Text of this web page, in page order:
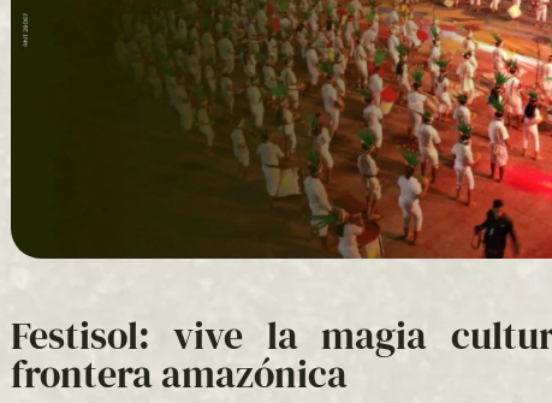
Festisol: vive la magia
frontera amazónica